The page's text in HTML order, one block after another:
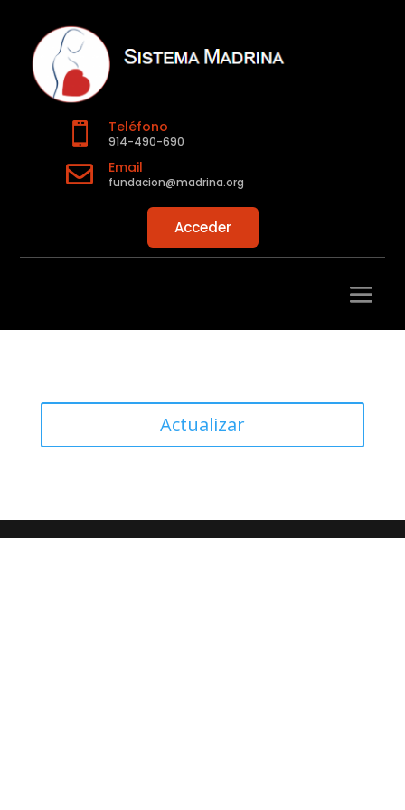
 Teléfono
914-490-690
 Email
fundacion@madrina.org
Acceder
Actualizar